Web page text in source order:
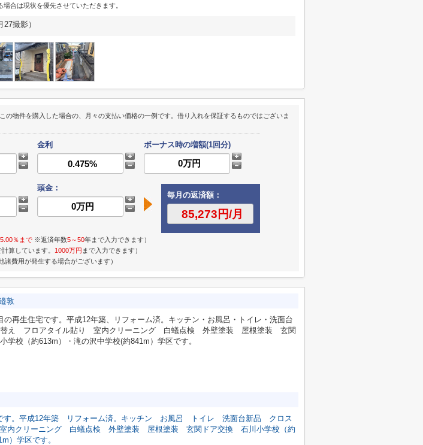
合は現状を優先させていただきます。
27撮影）
この物件を購入した場合の、月々の支払い価格の一例です。借り入れを保証するものではございま
金利 ボーナス時の増額(1回分)
頭金：
毎月の返済額：
5.00％まで ※返済年数5～50年まで入力できます）
計算しています。 1000万円 まで入力できます）
諸費用が発生する場合がございます）
敦
の再生住宅です。平成12年築、リフォーム済。キッチン・お風呂・トイレ・洗面台
え フロアタイル貼り 室内クリーニング 白蟻点検 外壁塗装 屋根塗装 玄関
学校（約613m）・滝の沢中学校(約841m）学区です。
す。平成12年築 リフォーム済。キッチン お風呂 トイレ 洗面台新品
クロス
室内クリーニング 白蟻点検 外壁塗装 屋根塗装 玄関ドア交換
石川小学校（約
）学区です。